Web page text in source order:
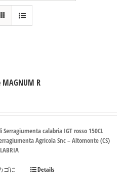
R
Serragiumenta calabria IGT rosso 150CL
Agricola Snc – Altomonte (CS)
ゴに
Details